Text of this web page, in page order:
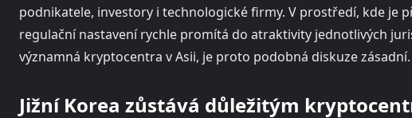
podnikatele, investory i technologické firmy. V prostředí, kde je
regulační nastavení rychle promítá do atraktivity jednotlivých
významná kryptocentra v Asii, je proto podobná diskuze zásadní.
Jižní Korea zůstává důležitým